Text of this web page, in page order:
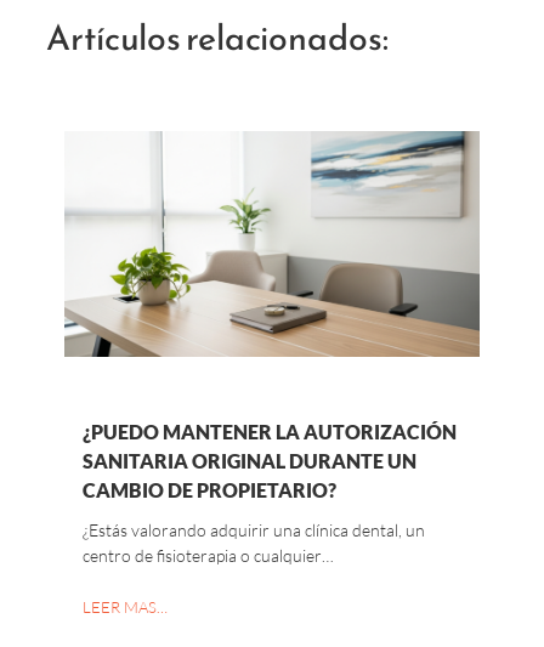
Artículos relacionados:
¿PUEDO MANTENER LA AUTORIZACIÓN
SANITARIA ORIGINAL DURANTE UN
CAMBIO DE PROPIETARIO?
¿Estás valorando adquirir una clínica dental, un
centro de fisioterapia o cualquier…
LEER MAS…